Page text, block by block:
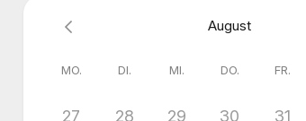
August
MO. DI. MI. DO. FR.
27 28 29 30 31